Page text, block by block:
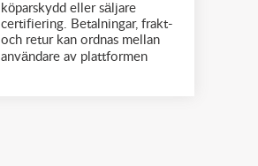
köparskydd eller säljare
certifiering. Betalningar, frakt-
och retur kan ordnas mellan
användare av plattformen